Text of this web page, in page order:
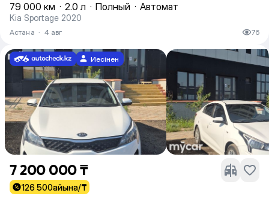
79 000 км · 2.0 л · Полный · Автомат
Kia Sportage 2020
Астана · 4 авг 76
Иесінен
7 200 000 ₸
126 500айына/₸